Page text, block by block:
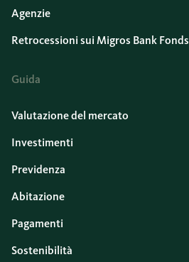
Agenzie
Retrocessioni sui Migros Bank Fonds
Guida
Valutazione del mercato
Investimenti
Previdenza
Abitazione
Pagamenti
Sostenibilità